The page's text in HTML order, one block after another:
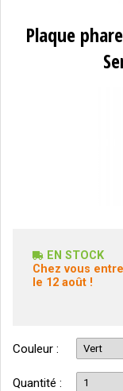
Plaque
EN STOCK
Chez vous
le 12 août !
Couleur :
Quantité :